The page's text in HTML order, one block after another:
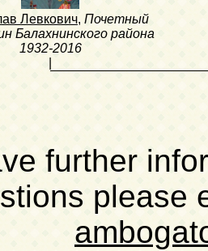
Левкович, Почетный
Балахнинского района
1932-2016
further
please